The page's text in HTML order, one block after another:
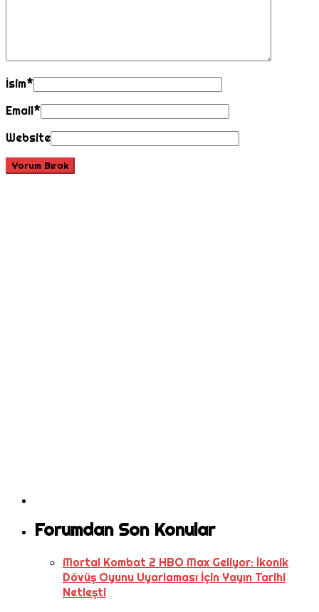
İsim*
Email*
Website
Forumdan Son Konular
Mortal Kombat 2 HBO Max Geliyor: İkonik
Dövüş Oyunu Uyarlaması İçin Yayın Tarihi
Netleşti